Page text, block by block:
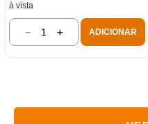
à vista
＋
－ ADICIONAR